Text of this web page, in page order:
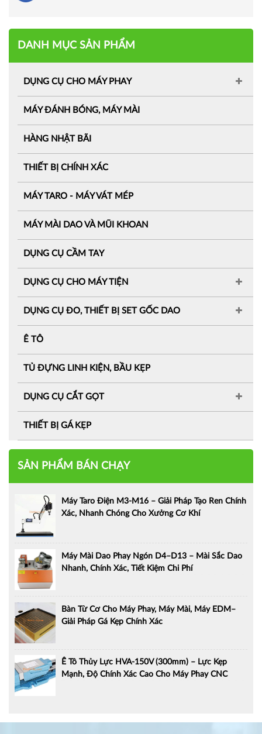
DANH MỤC SẢN PHẨM
DỤNG CỤ CHO MÁY PHAY
MÁY ĐÁNH BÓNG, MÁY MÀI
HÀNG NHẬT BÃI
THIẾT BỊ CHÍNH XÁC
MÁY TARO - MÁY VÁT MÉP
MÁY MÀI DAO VÀ MŨI KHOAN
DỤNG CỤ CẦM TAY
DỤNG CỤ CHO MÁY TIỆN
DỤNG CỤ ĐO, THIẾT BỊ SET GỐC DAO
Ê TÔ
TỦ ĐỰNG LINH KIỆN, BẦU KẸP
DỤNG CỤ CẮT GỌT
THIẾT BỊ GÁ KẸP
SẢN PHẨM BÁN CHẠY
Máy Taro Điện M3-M16 – Giải Pháp Tạo Ren Chính
Xác, Nhanh Chóng Cho Xưởng Cơ Khí
Máy Mài Dao Phay Ngón D4–D13 – Mài Sắc Dao
Nhanh, Chính Xác, Tiết Kiệm Chi Phí
Bàn Từ Cơ Cho Máy Phay, Máy Mài, Máy EDM–
Giải Pháp Gá Kẹp Chính Xác
Ê Tô Thủy Lực HVA-150V (300mm) – Lực Kẹp
Mạnh, Độ Chính Xác Cao Cho Máy Phay CNC